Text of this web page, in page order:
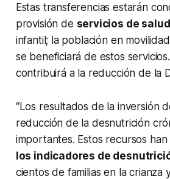
Estas transferencias estarán
provisión de servicios de salud
infantil; la población en
se beneficiará de estos
contribuirá a la reducción de la
“Los resultados de la inversión
reducción de la desnutrición
importantes. Estos recursos
los indicadores de
cientos de familias en la crianza